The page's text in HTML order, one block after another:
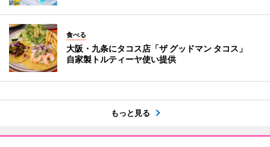
食べる
大阪・九条にタコス店「ザ グッドマン タコス」
自家製トルティーヤ使い提供
もっと見る